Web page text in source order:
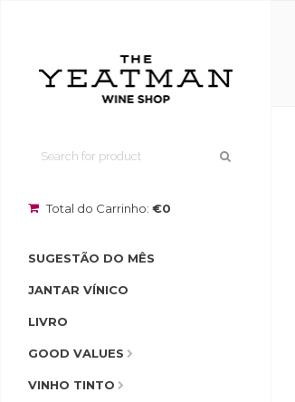
Total do Carrinho: €0
SUGESTÃO DO MÊS
JANTAR VÍNICO
LIVRO
GOOD VALUES
VINHO TINTO